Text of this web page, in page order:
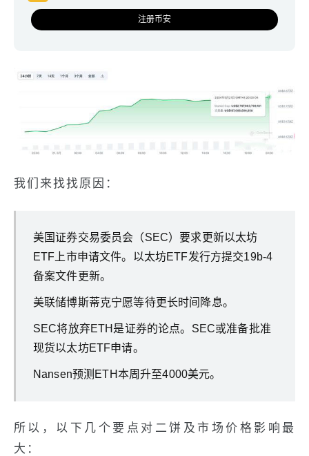
注册币安
我们来找找原因：
美国证券交易委员会（SEC）要求更新以太坊
ETF上市申请文件。以太坊ETF发行方提交19b-4
备案文件更新。
美联储博斯蒂克宁愿等待更长时间降息。
SEC将放弃ETH是证券的论点。SEC或准备批准
现货以太坊ETF申请。
Nansen预测ETH本周升至4000美元。
所以，以下几个要点对二饼及市场价格影响最
大：